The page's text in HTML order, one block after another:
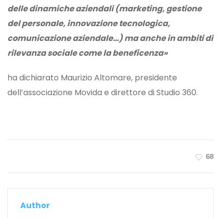
delle dinamiche aziendali (marketing, gestione
del personale, innovazione tecnologica,
comunicazione aziendale…) ma anche in ambiti di
rilevanza sociale come la beneficenza»
ha dichiarato Maurizio Altomare, presidente
dell’associazione Movida e direttore di Studio 360.
68
Author